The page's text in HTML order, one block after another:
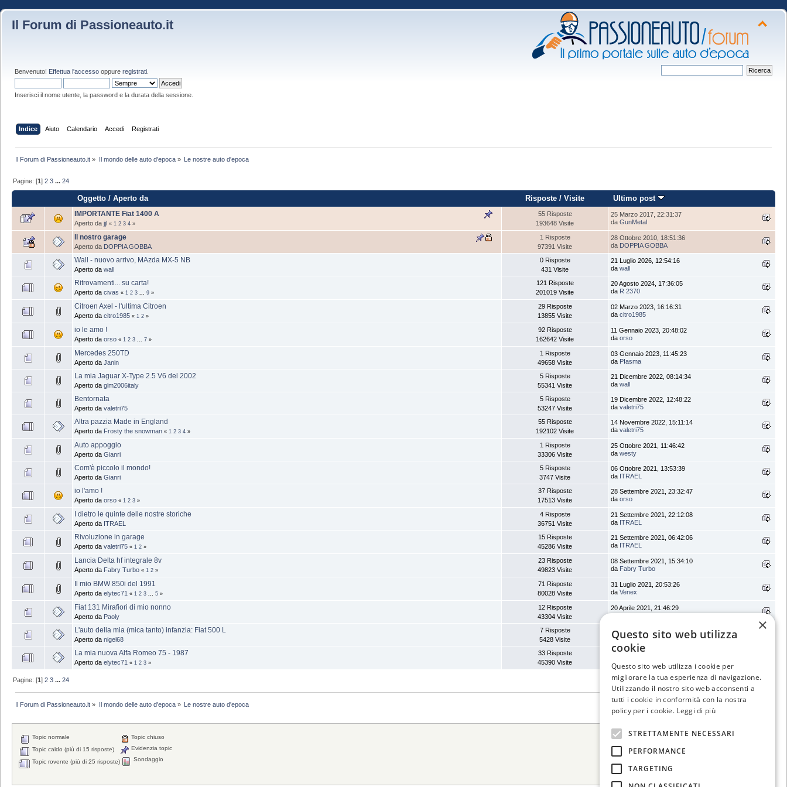
Il Forum di Passioneauto.it
Benvenuto! Effettua l'accesso oppure registrati
Inserisci il nome utente, la password e la durata della sessione.
Indice Aiuto Calendario Accedi Registrati
Il Forum di Passioneauto.it » Il mondo delle auto d'epoca» Le nostre auto d'epoca
Pagine: [1]2 3 ...24
Oggetto /Aperto da Risposte/ Visite Ultimo post
IMPORTANTE Fiat 1400 A
Aperto da jjl « 1 2 3 4 »
55 Risposte
193648 Visite
25 Marzo 2017, 22:31:37
da GunMetal
Il nostro garage
Aperto da DOPPIA GOBBA
1 Risposte
97391 Visite
28 Ottobre 2010, 18:51:36
da DOPPIA GOBBA
Wall - nuovo arrivo, MAzda MX-5 NB
Aperto da wall
0 Risposte
431 Visite
21 Luglio 2026, 12:54:16
da wall
Ritrovamenti... su carta!
Aperto da civas « 1 2 3 9 »
121 Risposte
201019 Visite
20 Agosto 2024, 17:36:05
da R 2370
Citroen Axel - l'ultima Citroen
Aperto da citro1985 « 1 2 »
29 Risposte
13855 Visite
02 Marzo 2023, 16:16:31
da citro1985
io le amo !
Aperto da orso « 1 2 3 7 »
92 Risposte
162642 Visite
11 Gennaio 2023, 20:48:02
da orso
Mercedes 250TD
Aperto da Janin
1 Risposte
49658 Visite
03 Gennaio 2023, 11:45:23
da PIasma
La mia Jaguar X-Type 2.5 V6 del 2002
Aperto da glm2006italy
5 Risposte
55341 Visite
21 Dicembre 2022, 08:14:34
da wall
Bentornata
Aperto da valetri75
5 Risposte
53247 Visite
19 Dicembre 2022, 12:48:22
da valetri75
Altra pazzia Made in England
Aperto da Frosty the snowman « 1 2 3 4 »
55 Risposte
192102 Visite
14 Novembre 2022, 15:11:14
da valetri75
Auto appoggio
Aperto da Gianri
1 Risposte
33306 Visite
25 Ottobre 2021, 11:46:42
da westy
Com'è piccolo il mondo!
Aperto da Gianri
5 Risposte
3747 Visite
06 Ottobre 2021, 13:53:39
da ITRAEL
io l'amo !
Aperto da orso « 1 2 3 »
37 Risposte
17513 Visite
28 Settembre 2021, 23:32:47
da orso
I dietro le quinte delle nostre storiche
Aperto da ITRAEL
4 Risposte
36751 Visite
21 Settembre 2021, 22:12:08
da ITRAEL
Rivoluzione in garage
Aperto da valetri75 « 1 2 »
15 Risposte
45286 Visite
21 Settembre 2021, 06:42:06
da ITRAEL
Lancia Delta hf integrale 8v
Aperto da Fabry Turbo « 1 2 »
23 Risposte
49823 Visite
08 Settembre 2021, 15:34:10
da Fabry Turbo
Il mio BMW 850i del 1991
Aperto da elytec71 « 1 2 3 5 »
71 Risposte
80028 Visite
31 Luglio 2021, 20:53:26
da Venex
Fiat 131 Mirafiori di mio nonno
Aperto da Paoly
12 Risposte
43304 Visite
20 Aprile 2021, 21:46:29
daPaoly
L'auto della mia (mica tanto) infanzia: Fiat 500 L
Aperto da nigel68
7 Risposte
5428 Visite
12 Marzo 2021, 18:52:38
daITRAEL
La mia nuova Alfa Romeo 75 - 1987
Aperto da elytec71 « 1 2 3 »
33 Risposte
45390 Visite
11 Gennaio 2021, 15:31:36
Pagine: [1]2 3 ...24
Il Forum di Passioneauto.it » Il mondo delle auto d'epoca» Le nostre auto d'epoca
Topic normale
Topic caldo (più di 15 risposte)
Topic rovente (più di 25 risposte)
Topic chiuso
Evidenzia topic
Sondaggio
×
Questo sito web utilizza
cookie
Questo sito web utilizza i cookie per
migliorare la tua esperienza di navigazione.
Utilizzando il nostro sito web acconsenti a
tutti i cookie in conformità con la nostra
policy per i cookie. Leggi di più
STRETTAMENTE NECESSARI
PERFORMANCE
TARGETING